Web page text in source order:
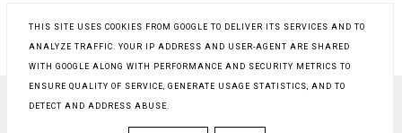
COPYRIGHT ©PROSTY PRZEPIS NA
BLOG DESIGN:KAROGRAFIA.PL
THIS SITE USES COOKIES FROM GOOGLE TO DELIVER ITS SERVICES AND TO
ANALYZE TRAFFIC. YOUR IP ADDRESS AND USER-AGENT ARE SHARED
WITH GOOGLE ALONG WITH PERFORMANCE AND SECURITY METRICS TO
ENSURE QUALITY OF SERVICE, GENERATE USAGE STATISTICS, AND TO
DETECT AND ADDRESS ABUSE.